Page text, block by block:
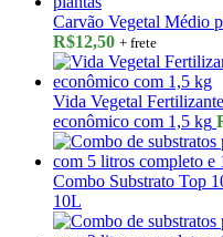
Carvão Vegetal Médio
R$12,50 + frete
Vida Vegetal
econômico com 1,5 kg
Combo Substrato Top
10L